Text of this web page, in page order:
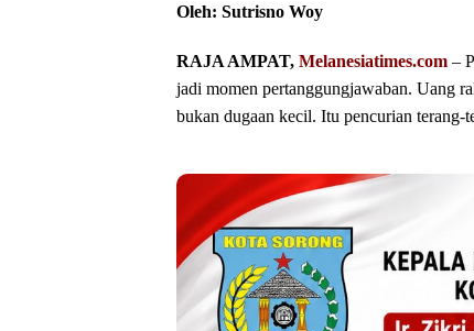
Oleh: Sutrisno Woy
‎RAJA AMPAT, Melanesiatimes.com –
jadi momen pertanggungjawaban. Uang
bukan dugaan kecil. Itu pencurian terang-